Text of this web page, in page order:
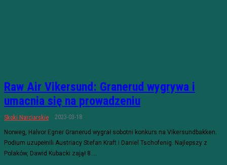
Raw Air Vikersund: Granerud wygrywa i
umacnia się na prowadzeniu
Skoki Narciarskie 2023-03-18
Norweg, Halvor Egner Granerud wygrał sobotni konkurs na Vikersundbakken.
Podium uzupełnili Austriacy Stefan Kraft i Daniel Tschofenig. Najlepszy z
Polaków, Dawid Kubacki zajął 8....